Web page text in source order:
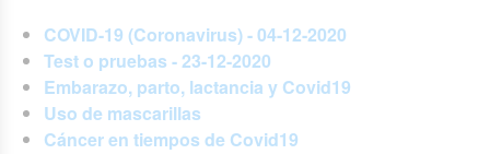
COVID-19 (Coronavirus) - 04-12-2020
Test o pruebas - 23-12-2020
Embarazo, parto, lactancia y Covid19
Uso de mascarillas
Cáncer en tiempos de Covid19